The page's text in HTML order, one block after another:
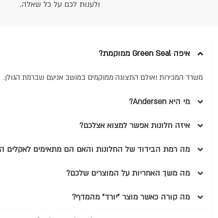
ולענות לכם על כל שאלה.
איפה Green Seal ממוקמת?
משרד המכירות ואולם התצוגה ממוקמים במושב אניעם שברמת הגולן.
מי היא Andersen?
איזה חלונות אפשר למצוא אצלכם?
מה רמת הבידוד של החלונות והאם הם מתאימים לאקלים
מה משך האחריות על המוצרים שלכם?
מה קורה כאשר מוצר "יורד" מהמדף?